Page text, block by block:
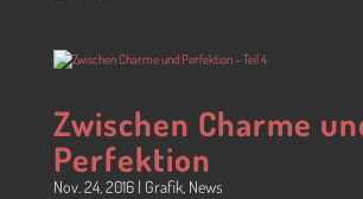
Zwischen Charme
Perfektion
Nov. 24, 2016| Grafik, News